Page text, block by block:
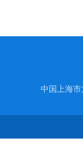
中国上海